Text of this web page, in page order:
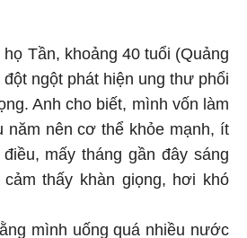
Tần, khoảng 40 tuổi (Quảng
ngột phát hiện ung thư phổi
Anh cho biết, mình vốn làm
năm nên cơ thể khỏe mạnh, ít
mấy tháng gần đây sáng
thấy khàn giọng, hơi khó
mình uống quá nhiều nước